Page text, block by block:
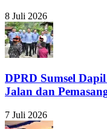
8 Juli 2026
DPRD Sumsel
Jalan dan
7 Juli 2026